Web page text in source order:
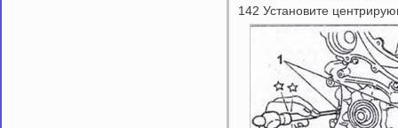
142 Установите